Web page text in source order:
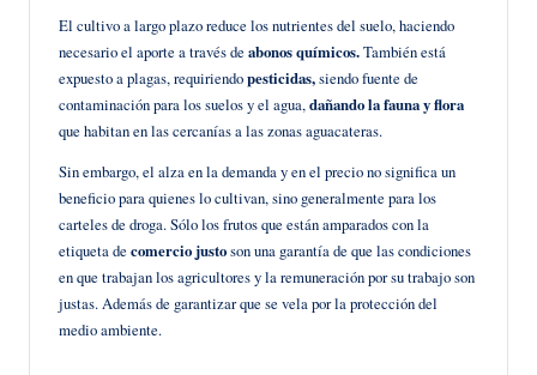
El cultivo a largo plazo reduce los nutrientes del suelo, haciendo
necesario el aporte a través de abonos químicos.También está
expuesto a plagas, requiriendopesticidas,siendo fuente de
contaminación para los suelos y el agua,dañando la fauna y flora
que habitan en las cercanías a las zonas aguacateras.
Sin embargo, el alza en la demanda y en el precio no significa un
beneficio para quienes lo cultivan, sino generalmente para los
carteles de droga. Sólo los frutos que están amparados con la
etiqueta de comercio justoson una garantía de que las condiciones
en que trabajan los agricultores y la remuneración por su trabajo son
justas. Además de garantizar que se vela por la protección del
medio ambiente.